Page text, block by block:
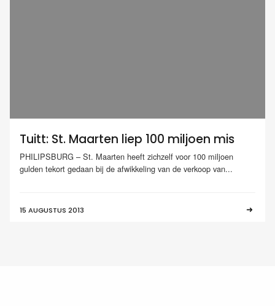
Tuitt: St. Maarten liep 100 miljoen mis
PHILIPSBURG – St. Maarten heeft zichzelf voor 100 miljoen
gulden tekort gedaan bij de afwikkeling van de verkoop van...
15 AUGUSTUS 2013